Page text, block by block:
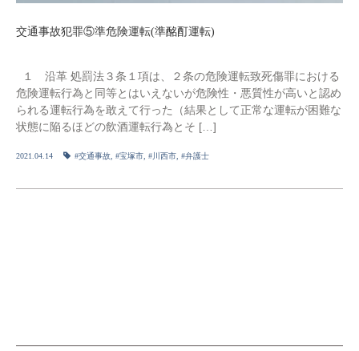
交通事故犯罪⑤準危険運転(準酩酊運転)
１ 沿革 処罰法３条１項は、２条の危険運転致死傷罪における
危険運転行為と同等とはいえないが危険性・悪質性が高いと認め
られる運転行為を敢えて行った（結果として正常な運転が困難な
状態に陥るほどの飲酒運転行為とそ […]
2021.04.14 #交通事故 #宝塚市 #川西市 #弁護士